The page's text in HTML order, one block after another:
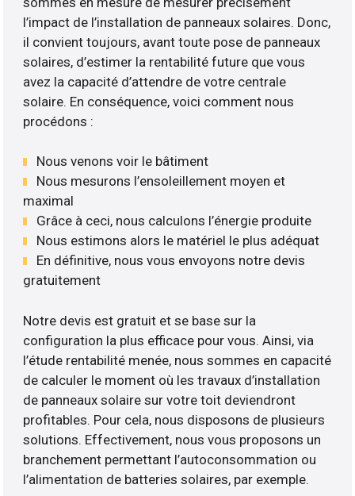
l’impact de l’installation de panneaux solaires. Donc,
il convient toujours, avant toute pose de panneaux
solaires, d’estimer la rentabilité future que vous
avez la capacité d’attendre de votre centrale
solaire. En conséquence, voici comment nous
procédons :
Nous venons voir le bâtiment
Nous mesurons l’ensoleillement moyen et
maximal
Grâce à ceci, nous calculons l’énergie produite
Nous estimons alors le matériel le plus adéquat
En définitive, nous vous envoyons notre devis
gratuitement
Notre devis est gratuit et se base sur la
configuration la plus efficace pour vous. Ainsi, via
l’étude rentabilité menée, nous sommes en capacité
de calculer le moment où les travaux d’installation
de panneaux solaire sur votre toit deviendront
profitables. Pour cela, nous disposons de plusieurs
solutions. Effectivement, nous vous proposons un
branchement permettant l’autoconsommation ou
l’alimentation de batteries solaires, par exemple.